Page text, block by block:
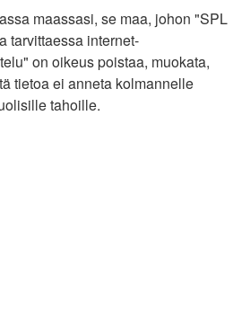
maassasi, se maa, johon "SPL
tarvittaessa internet-
on oikeus poistaa, muokata,
tietoa ei anneta kolmannelle
tahoille.